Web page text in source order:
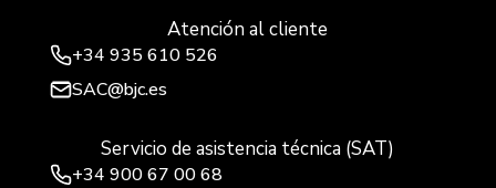
Atención al cliente
+34 935 610 526
SAC@bjc.es
Servicio de asistencia técnica (SAT)
+34 900 67 00 68